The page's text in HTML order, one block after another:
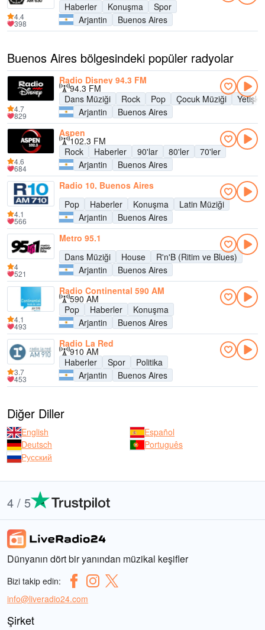
Haberler
Konuşma
Spor
Arjantin
Buenos Aires
4.4
398
Buenos Aires bölgesindeki popüler radyolar
Radio Disney 94.3 FM
94.3 FM
Dans Müziği
Rock Pop Çocuk Müziği
Arjantin
Buenos Aires
4.7
829
Aspen
102.3 FM
Rock
Haberler 90'lar 80'ler
70'ler
Arjantin
Buenos Aires
4.6
684
Radio 10, Buenos Aires
Pop
Haberler Konuşma
Latin Müziği
Arjantin
Buenos Aires
4.1
566
Metro 95.1
Dans Müziği
House
R'n'B (Ritim ve Blues)
Arjantin
Buenos Aires
4
521
Radio Continental 590 AM
590 AM
Pop
Haberler
Konuşma
Arjantin
Buenos Aires
4.1
493
Radio La Red
910 AM
Haberler
Spor
Politika
Arjantin
Buenos Aires
3.7
453
Diğer Diller
English
Español
Deutsch
Português
Русский
4 / 5
Dünyanın dört bir yanından müzikal keşifler
Bizi takip edin:
info@liveradio24.com
Şirket